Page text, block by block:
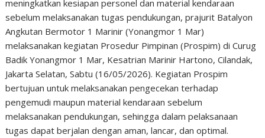
meningkatkan kesiapan personel dan material kendaraan
sebelum melaksanakan tugas pendukungan, prajurit Batalyon
Angkutan Bermotor 1 Marinir (Yonangmor 1 Mar)
melaksanakan kegiatan Prosedur Pimpinan (Prospim) di Curug
Badik Yonangmor 1 Mar, Kesatrian Marinir Hartono, Cilandak,
Jakarta Selatan, Sabtu (16/05/2026). Kegiatan Prospim
bertujuan untuk melaksanakan pengecekan terhadap
pengemudi maupun material kendaraan sebelum
melaksanakan pendukungan, sehingga dalam pelaksanaan
tugas dapat berjalan dengan aman, lancar, dan optimal.